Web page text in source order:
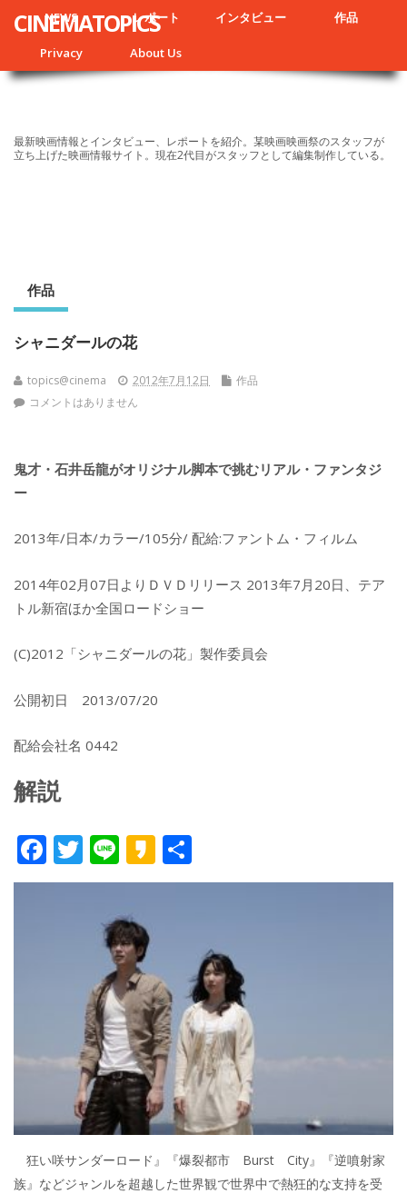
NEWS レポート インタビュー 作品
Privacy About Us
CINEMATOPICS
最新映画情報とインタビュー、レポートを紹介。某映画映画祭のスタッフが
立ち上げた映画情報サイト。現在2代目がスタッフとして編集制作している。
作品
シャニダールの花
topics@cinema 2012年7月12日
作品
コメントはありません
鬼才・石井岳龍がオリジナル脚本で挑むリアル・ファンタジ
ー
2013年/日本/カラー/105分/ 配給:ファントム・フィルム
2014年02月07日よりＤＶＤリリース 2013年7月20日、テア
トル新宿ほか全国ロードショー
(C)2012「シャニダールの花」製作委員会
公開初日 2013/07/20
配給会社名 0442
解説
F
ac
T
w
er
Li
n
e
K
a
o
有
狂い咲サンダーロード』『爆裂都市 Burst City』『逆噴射家
族』などジャンルを超越した世界観で世界中で熱狂的な支持を受